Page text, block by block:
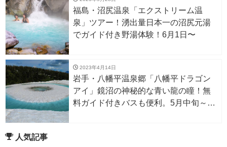
福島・沼尻温泉「エクストリーム温
泉」ツアー！湧出量日本一の沼尻元湯
でガイド付き野湯体験！6月1日〜
2023年4月14日
岩手・八幡平温泉郷「八幡平ドラゴン
アイ」鏡沼の神秘的な青い龍の瞳！無
料ガイド付きバスも便利。5月中旬～6
人気記事